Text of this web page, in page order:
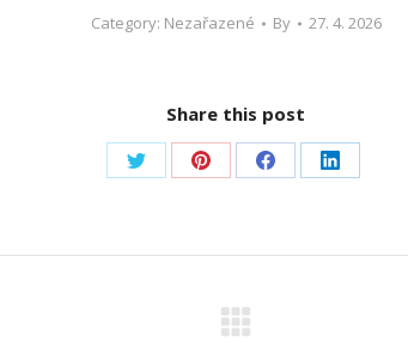
Category: Nezařazené By 27. 4. 2026
Share this post
Share
Twitter
Share
Pinterest
Share
Facebook
Share
LinkedIn